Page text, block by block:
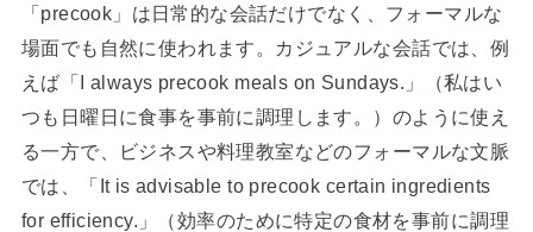
「precook」は日常的な会話だけでなく、フォーマルな
場面でも自然に使われます。カジュアルな会話では、例
えば「I always precook meals on Sundays.」（私はい
つも日曜日に食事を事前に調理します。）のように使え
る一方で、ビジネスや料理教室などのフォーマルな文脈
では、「It is advisable to precook certain ingredients
for efficiency.」（効率のために特定の食材を事前に調理